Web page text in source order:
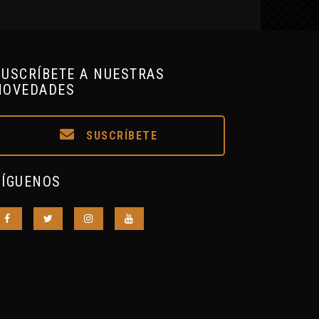
A NUESTRAS
SUSCRÍBETE